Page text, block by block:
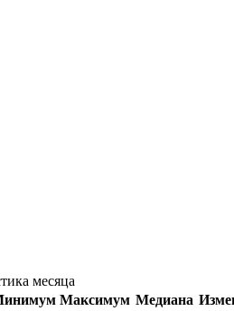
месяца
Максимум Медиана